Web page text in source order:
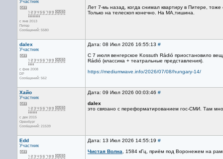
Участник
с янв 2013
Питер
Сообщений: 5580
Лет 7-мь назад, когда снимал квартиру в Питере,
Только на телескоп конечно. На МА,тишина.
dalex
Участник
с фев 2008
DP
Сообщений: 562
Дата: 08 Июл 2026 16:55:13 #
С 7 июля венгерское Kossuth Rádió приостановило
Rádió (классика + театральные представления).
https://mediumwave.info/2026/07/08/hungary-14/
Хайо
Участник
с дек 2015
Оренбург
Сообщений: 21539
Дата: 09 Июл 2026 00:03:46 #
dalex
это связано с переформатированием гос-СМИ. Там
Edd
Участник
Дата: 13 Июл 2026 14:55:19 #
Чистая Волна , 1584 кГц, приём под Воронежем на